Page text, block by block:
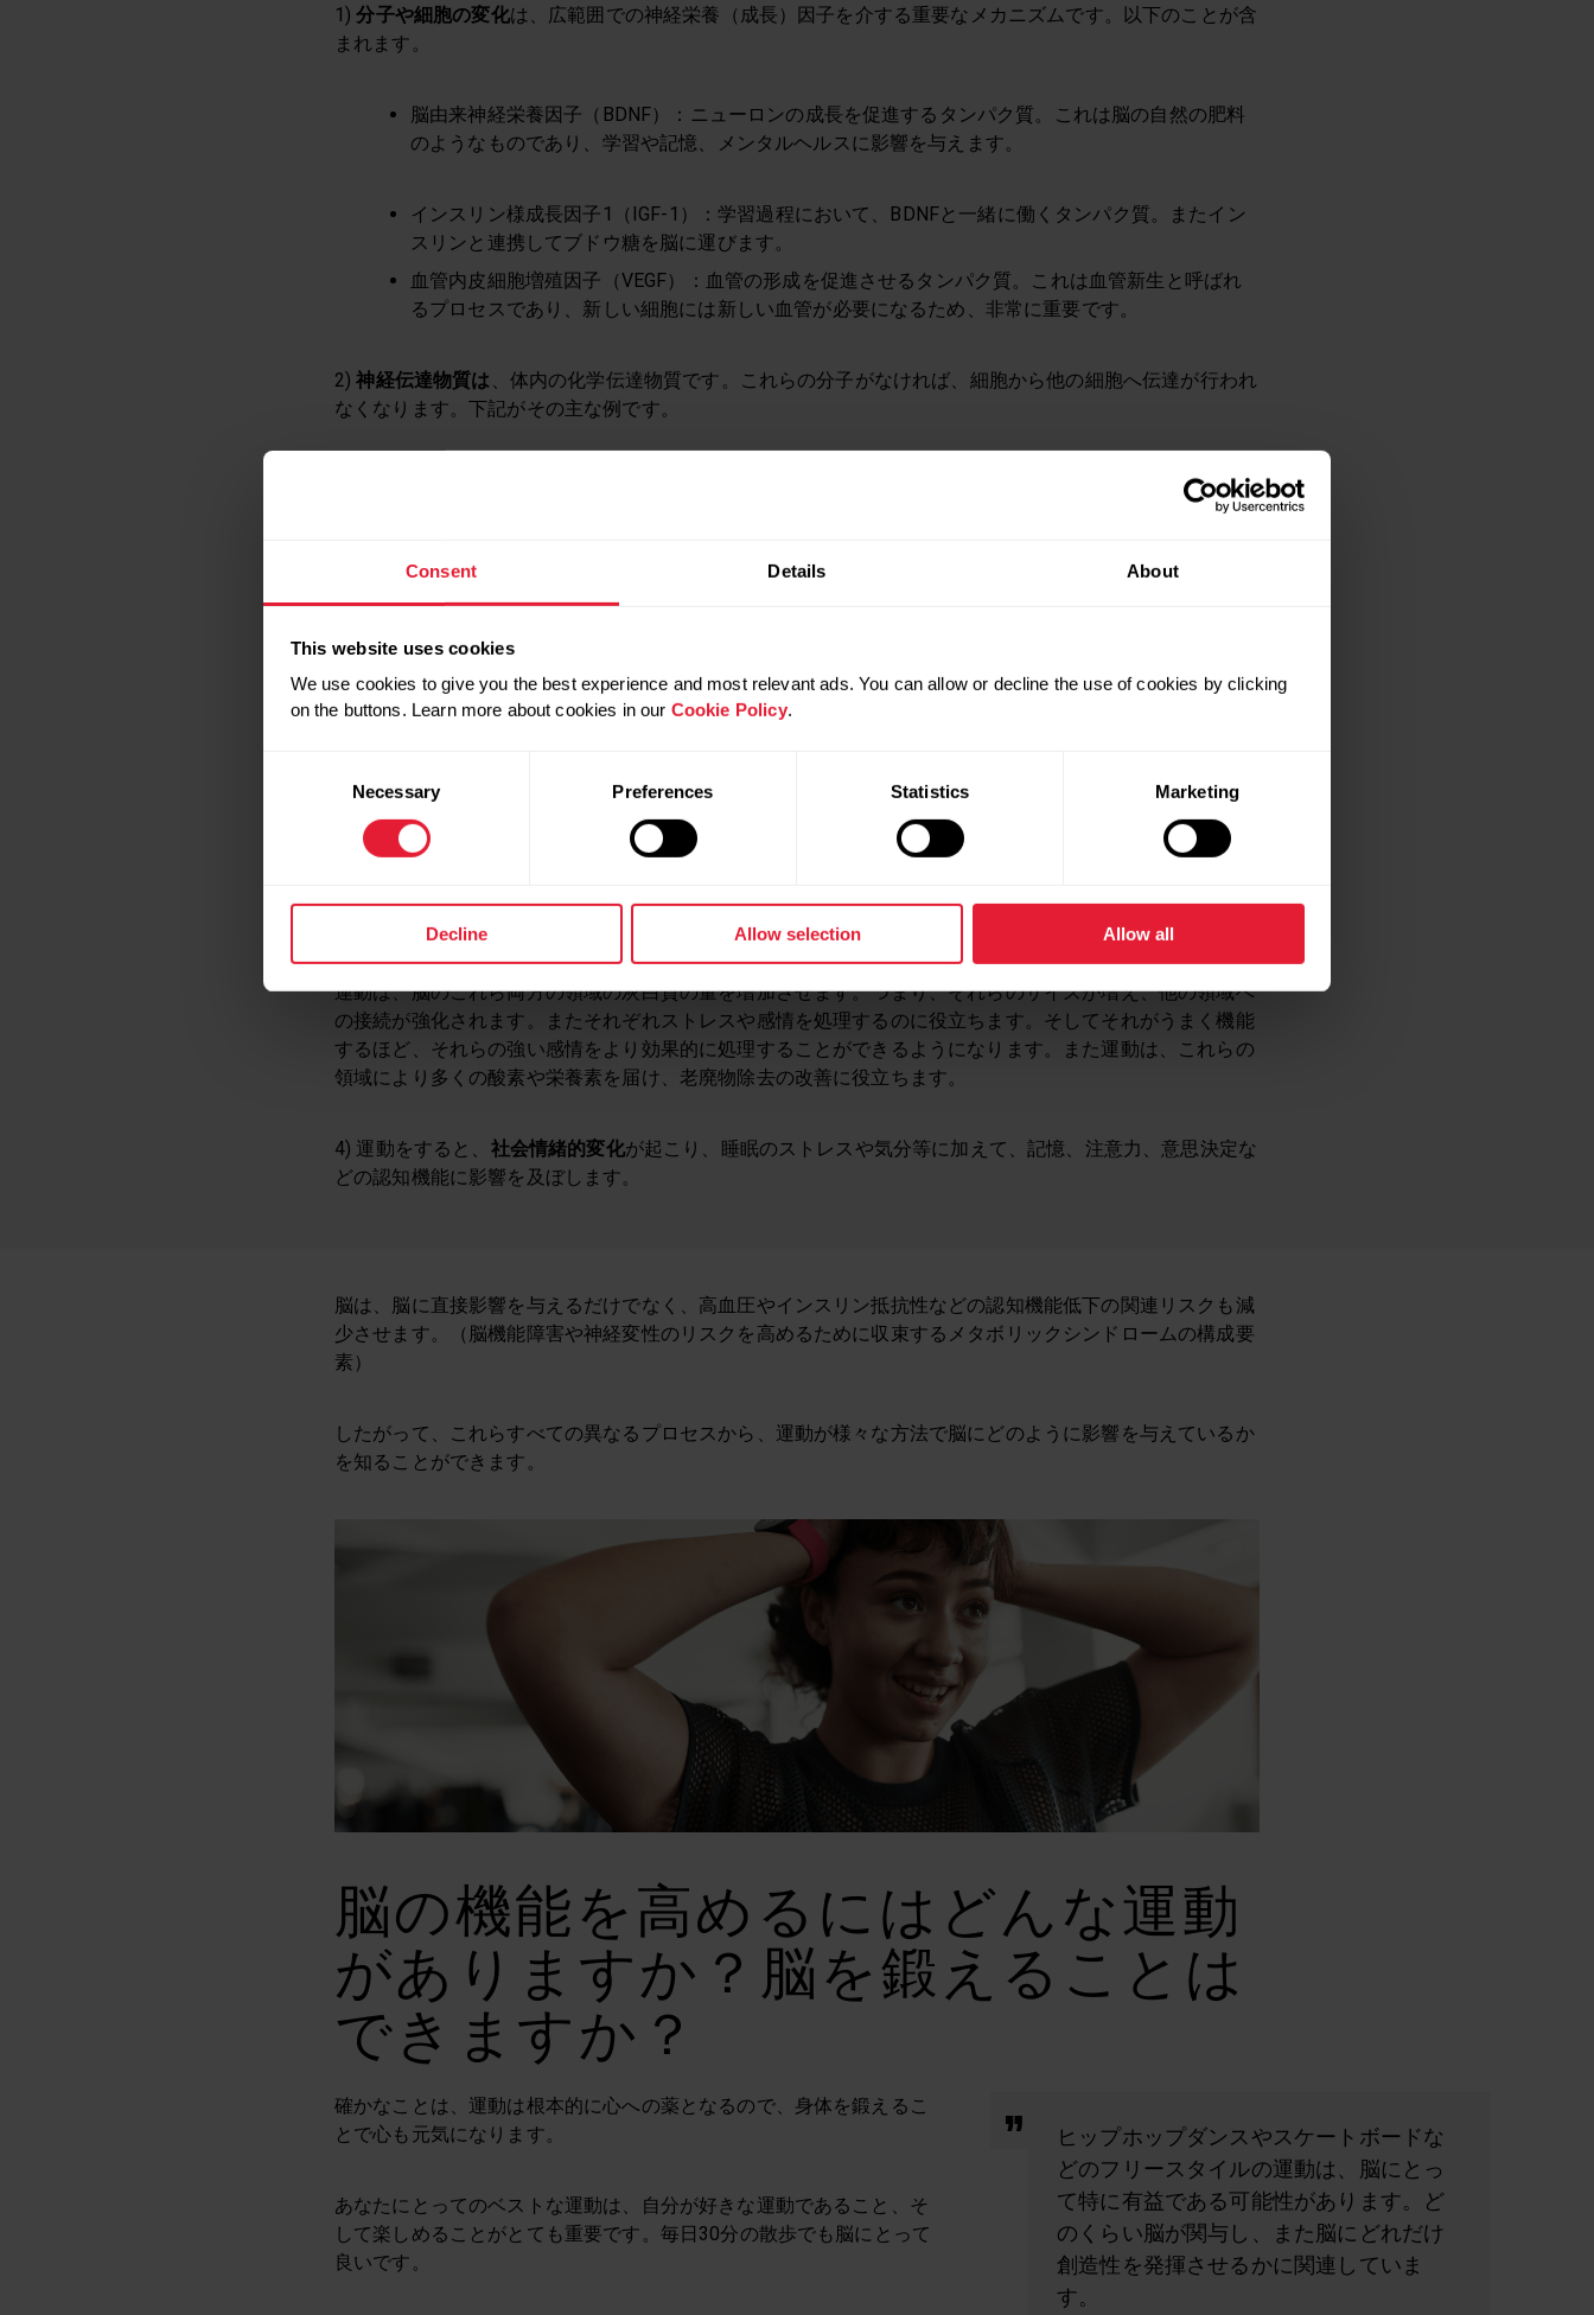
Consent Details About
This website uses cookies
We use cookies to give you the best experience and most relevant ads. You can allow or decline the use of cookies by clicking
on the buttons. Learn more about cookies in our Cookie Policy.
Necessary Preferences Statistics Marketing
Decline Allow selection Allow all
1)分子や細胞の変化は、広範囲での神経栄養（成長）因子を介する重要なメカニズムです。以下のことが含
まれます。
脳由来神経栄養因子（BDNF）：ニューロンの成長を促進するタンパク質。これは脳の自然の肥料
のようなものであり、学習や記憶、メンタルヘルスに影響を与えます。
インスリン様成長因子1（IGF-1）：学習過程において、BDNFと一緒に働くタンパク質。またイン
スリンと連携してブドウ糖を脳に運びます。
血管内皮細胞増殖因子（VEGF）：血管の形成を促進させるタンパク質。これは血管新生と呼ばれ
るプロセスであり、新しい細胞には新しい血管が必要になるため、非常に重要です。
2)神経伝達物質は 、体内の化学伝達物質です。これらの分子がなければ、細胞から他の細胞へ伝達が行われ
なくなります。下記がその主な例です。
セロトニン – 幸せホルモンとも呼ばれる脳内ホルモンで、認知や報酬、学習、記憶を強化します。
ドーパミン – 意欲ややる気、幸福感を得る脳内ホルモンで、同じ体験を繰り返すよう促します。
げたり、心臓からの血液の送り出しを維持します。
私たちが運動すると、これらのホルモンはすぐに放出され、気分を整えたり、集中力や記憶力を高めたりし
ます。
す。これは主に脳の2つの重要な部分で生じます。
前頭前皮質 – 前頭葉に位置する脳のこの領域は、意思決定や複雑な計画をたてたり、個性を表現し
海馬 – 側頭葉に位置する脳のこの領域は、新しい記憶を保存する場所です。
運動は、脳のこれら両方の領域の灰白質の量を増加させます。つまり、それらのサイズが増え、他の領域へ
の接続が強化されます。またそれぞれストレスや感情を処理するのに役立ちます。そしてそれがうまく機能
するほど、それらの強い感情をより効果的に処理することができるようになります。また運動は、これらの
領域により多くの酸素や栄養素を届け、老廃物除去の改善に役立ちます。
4) 運動をすると、 社会情緒的変化が起こり、睡眠のストレスや気分等に加えて、記憶、注意力、意思決定な
どの認知機能に影響を及ぼします。
脳は、脳に直接影響を与えるだけでなく、高血圧やインスリン抵抗性などの認知機能低下の関連リスクも減
少させます。（脳機能障害や神経変性のリスクを高めるために収束するメタボリックシンドロームの構成要
素）
したがって、これらすべての異なるプロセスから、運動が様々な方法で脳にどのように影響を与えているか
を知ることができます。
脳の機能を高めるにはどんな運動
がありますか？脳を鍛えることは
できますか？
ヒップホップダンスやスケートボードな
どのフリースタイルの運動は、脳にとっ
て特に有益である可能性があります。ど
のくらい脳が関与し、また脳にどれだけ
創造性を発揮させるかに関連していま
す。
確かなことは、運動は根本的に心への薬となるので、身体を鍛えるこ
とで心も元気になります。
あなたにとってのベストな運動は、自分が好きな運動であること、そ
して楽しめることがとても重要です。毎日30分の散歩でも脳にとって
良いです。